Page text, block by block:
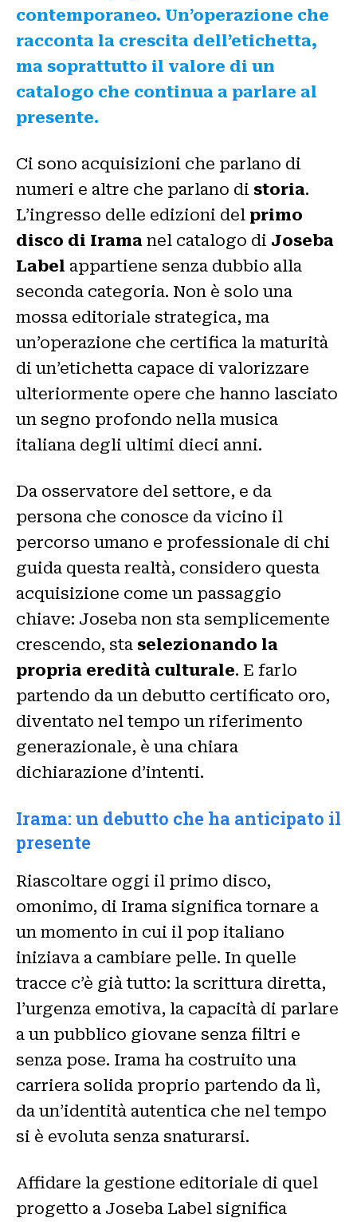
contemporaneo. Un’operazione che
racconta la crescita dell’etichetta,
ma soprattutto il valore di un
catalogo che continua a parlare al
presente.
Ci sono acquisizioni che parlano di
numeri e altre che parlano di storia.
L’ingresso delle edizioni del primo
disco di Irama nel catalogo di Joseba
Label appartiene senza dubbio alla
seconda categoria. Non è solo una
mossa editoriale strategica, ma
un’operazione che certifica la maturità
di un’etichetta capace di valorizzare
ulteriormente opere che hanno lasciato
un segno profondo nella musica
italiana degli ultimi dieci anni.
Da osservatore del settore, e da
persona che conosce da vicino il
percorso umano e professionale di chi
guida questa realtà, considero questa
acquisizione come un passaggio
chiave: Joseba non sta semplicemente
crescendo, sta selezionando la
propria eredità culturale. E farlo
partendo da un debutto certificato oro,
diventato nel tempo un riferimento
generazionale, è una chiara
dichiarazione d’intenti.
Irama: un debutto che ha anticipato il
presente
Riascoltare oggi il primo disco,
omonimo, di Irama significa tornare a
un momento in cui il pop italiano
iniziava a cambiare pelle. In quelle
tracce c’è già tutto: la scrittura diretta,
l’urgenza emotiva, la capacità di parlare
a un pubblico giovane senza filtri e
senza pose. Irama ha costruito una
carriera solida proprio partendo da lì,
da un’identità autentica che nel tempo
si è evoluta senza snaturarsi.
Affidare la gestione editoriale di quel
progetto a Joseba Label significa